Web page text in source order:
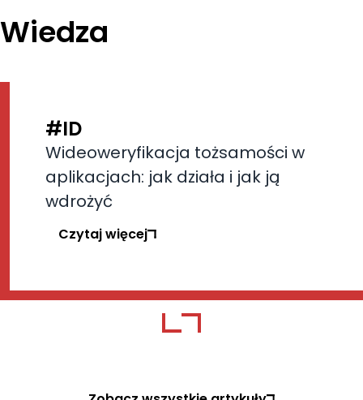
Wiedza
#ID
Wideoweryfikacja tożsamości w
aplikacjach: jak działa i jak ją
wdrożyć
Czytaj więcej